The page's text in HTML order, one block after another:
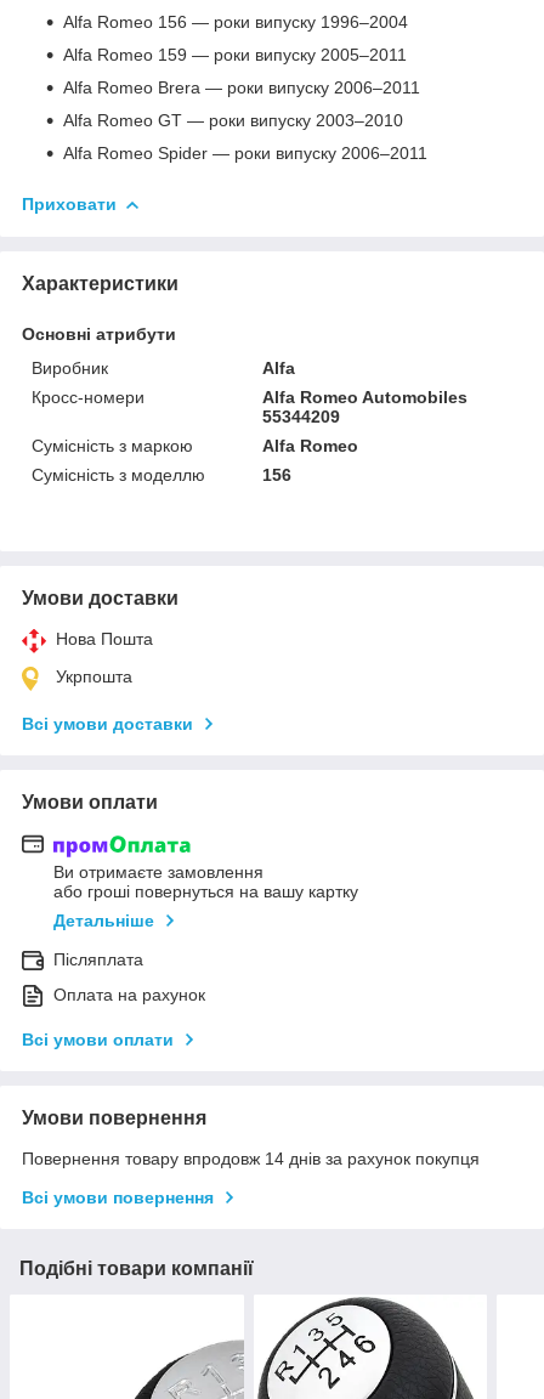
Alfa Romeo 156 — роки випуску 1996–2004
Alfa Romeo 159 — роки випуску 2005–2011
Alfa Romeo Brera — роки випуску 2006–2011
Alfa Romeo GT — роки випуску 2003–2010
Alfa Romeo Spider — роки випуску 2006–2011
Приховати
Характеристики
Основні атрибути
Виробник
Alfa
Кросс-номери
Alfa Romeo Automobiles
55344209
Сумісність з маркою
Alfa Romeo
Сумісність з моделлю
156
Умови доставки
Нова Пошта
Укрпошта
Всі умови доставки
Умови оплати
Ви отримаєте замовлення
або гроші повернуться на вашу картку
Детальніше
Післяплата
Оплата на рахунок
Всі умови оплати
Умови повернення
Повернення товару впродовж 14 днів за рахунок покупця
Всі умови повернення
Подібні товари компанії